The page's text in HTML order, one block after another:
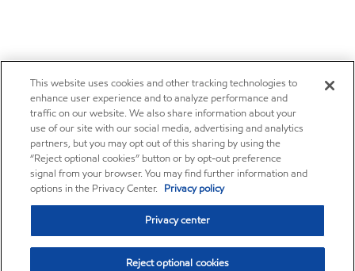
This website uses cookies and other tracking technologies to
enhance user experience and to analyze performance and
traffic on our website. We also share information about your
use of our site with our social media, advertising and analytics
partners, but you may opt out of this sharing by using the
“Reject optional cookies” button or by opt-out preference
signal from your browser. You may find further information and
options in the Privacy Center. Privacy policy
Privacy center
Reject optional cookies